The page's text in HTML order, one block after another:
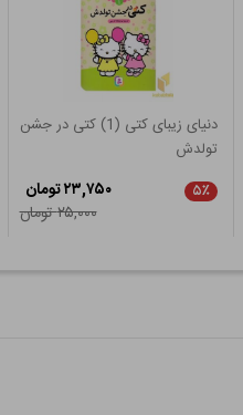
دنیای زیبای کتی (1) کتی در جشن
تولدش
۵٪
۲۳,۷۵۰ تومان
۲۵,۰۰۰ تومان